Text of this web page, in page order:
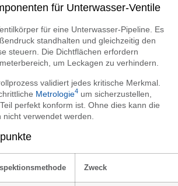
für Unterwasser-Ventile
für eine Unterwasser-Pipeline. Es
standhalten und gleichzeitig den
steuern. Die Dichtflächen erfordern
um Leckagen zu verhindern.
validiert jedes kritische Merkmal.
Metrologie4 um sicherzustellen,
perfekt konform ist. Ohne dies kann die
verwendet werden.
Zweck